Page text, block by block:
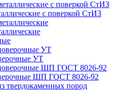
с поверкой СтИЗ
УТ
ШП ГОСТ 8026-92